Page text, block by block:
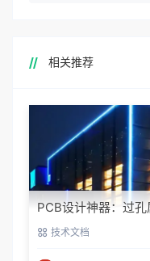
相关推荐
PCB设计神器：过
技术文档